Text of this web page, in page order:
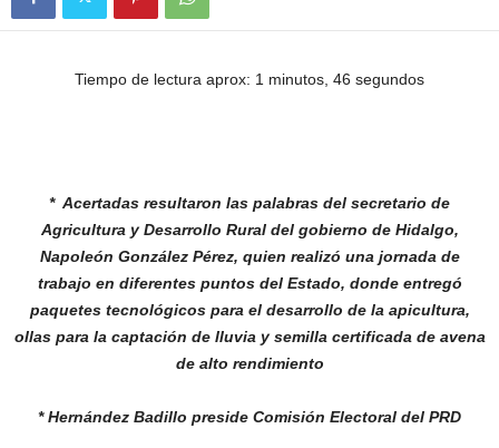
Tiempo de lectura aprox: 1 minutos, 46 segundos
* Acertadas resultaron las palabras del secretario de
Agricultura y Desarrollo Rural del gobierno de Hidalgo,
Napoleón González Pérez, quien realizó una jornada de
trabajo en diferentes puntos del Estado, donde entregó
paquetes tecnológicos para el desarrollo de la apicultura,
ollas para la captación de lluvia y semilla certificada de avena
de alto rendimiento
* Hernández Badillo preside Comisión Electoral del PRD